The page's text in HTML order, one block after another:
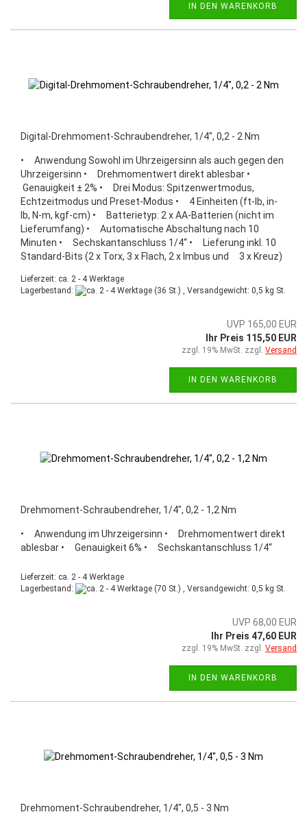
IN DEN WARENKORB
Digital-Drehmoment-Schraubendreher, 1/4", 0,2 - 2 Nm
• Anwendung Sowohl im Uhrzeigersinn als auch gegen den
Uhrzeigersinn • Drehmomentwert direkt ablesbar •
Genauigkeit ± 2% • Drei Modus: Spitzenwertmodus,
Echtzeitmodus und Preset-Modus • 4 Einheiten (ft-lb, in-
lb, N-m, kgf-cm) • Batterietyp: 2 x AA-Batterien (nicht im
Lieferumfang) • Automatische Abschaltung nach 10
Minuten • Sechskantanschluss 1/4“ • Lieferung inkl. 10
Standard-Bits (2 x Torx, 3 x Flach, 2 x Imbus und 3 x Kreuz)
Lieferzeit: ca. 2 - 4 Werktage
Lagerbestand:
(36 St.) , Versandgewicht: 0,5 kg St.
UVP 165,00 EUR
Ihr Preis 115,50 EUR
zzgl. 19% MwSt. zzgl. Versand
IN DEN WARENKORB
Drehmoment-Schraubendreher, 1/4", 0,2 - 1,2 Nm
• Anwendung im Uhrzeigersinn • Drehmomentwert direkt
ablesbar • Genauigkeit 6% • Sechskantanschluss 1/4“
Lieferzeit: ca. 2 - 4 Werktage
Lagerbestand:
(70 St.) , Versandgewicht: 0,5 kg St.
UVP 68,00 EUR
Ihr Preis 47,60 EUR
zzgl. 19% MwSt. zzgl. Versand
IN DEN WARENKORB
Drehmoment-Schraubendreher, 1/4", 0,5 - 3 Nm